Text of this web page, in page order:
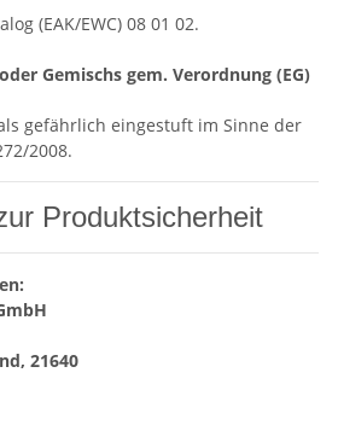
(EAK/EWC) 08 01 02.
Gemischs gem. Verordnung (EG)
gefährlich eingestuft im Sinne der
2008.
Produktsicherheit
21640